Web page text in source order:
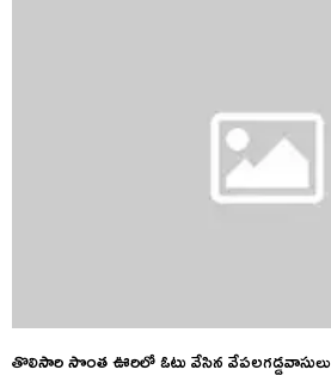
తొలిసారి సొంత ఊరిలో ఓటు వేసిన వేపలగడ్డవాసులు